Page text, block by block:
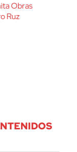
Obras
Ruz